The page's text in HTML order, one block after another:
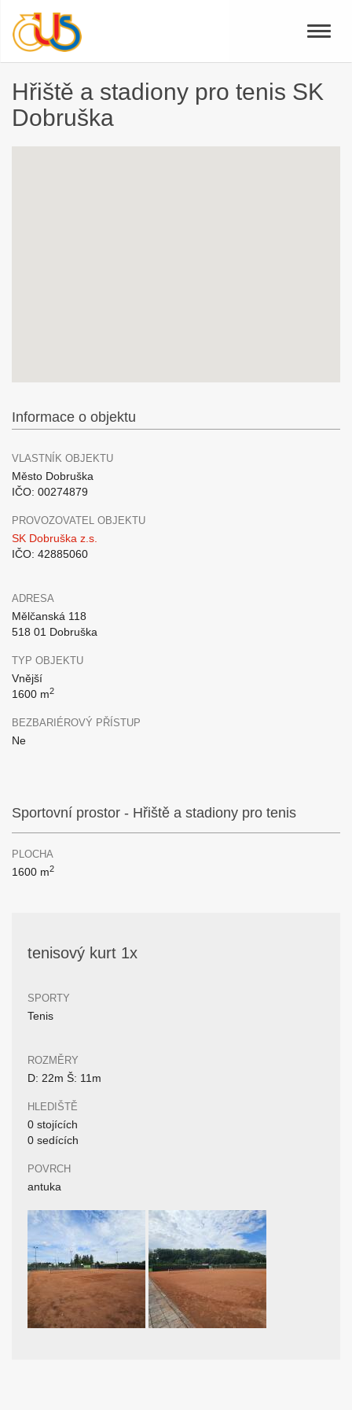
Toggle
Hřiště a stadiony pro tenis SK
Dobruška
Informace o objektu
VLASTNÍK OBJEKTU
Město Dobruška
IČO: 00274879
PROVOZOVATEL OBJEKTU
SK Dobruška z.s.
IČO: 42885060
ADRESA
Mělčanská 118
518 01 Dobruška
TYP OBJEKTU
Vnější
1600 m2
BEZBARIÉROVÝ PŘÍSTUP
Ne
Sportovní prostor - Hřiště a stadiony pro tenis
PLOCHA
1600 m2
tenisový kurt 1x
SPORTY
Tenis
ROZMĚRY
D: 22m Š: 11m
HLEDIŠTĚ
0 stojících
0 sedících
POVRCH
antuka